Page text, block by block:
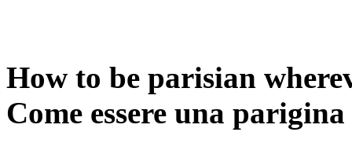
How to be parisian
Come essere una